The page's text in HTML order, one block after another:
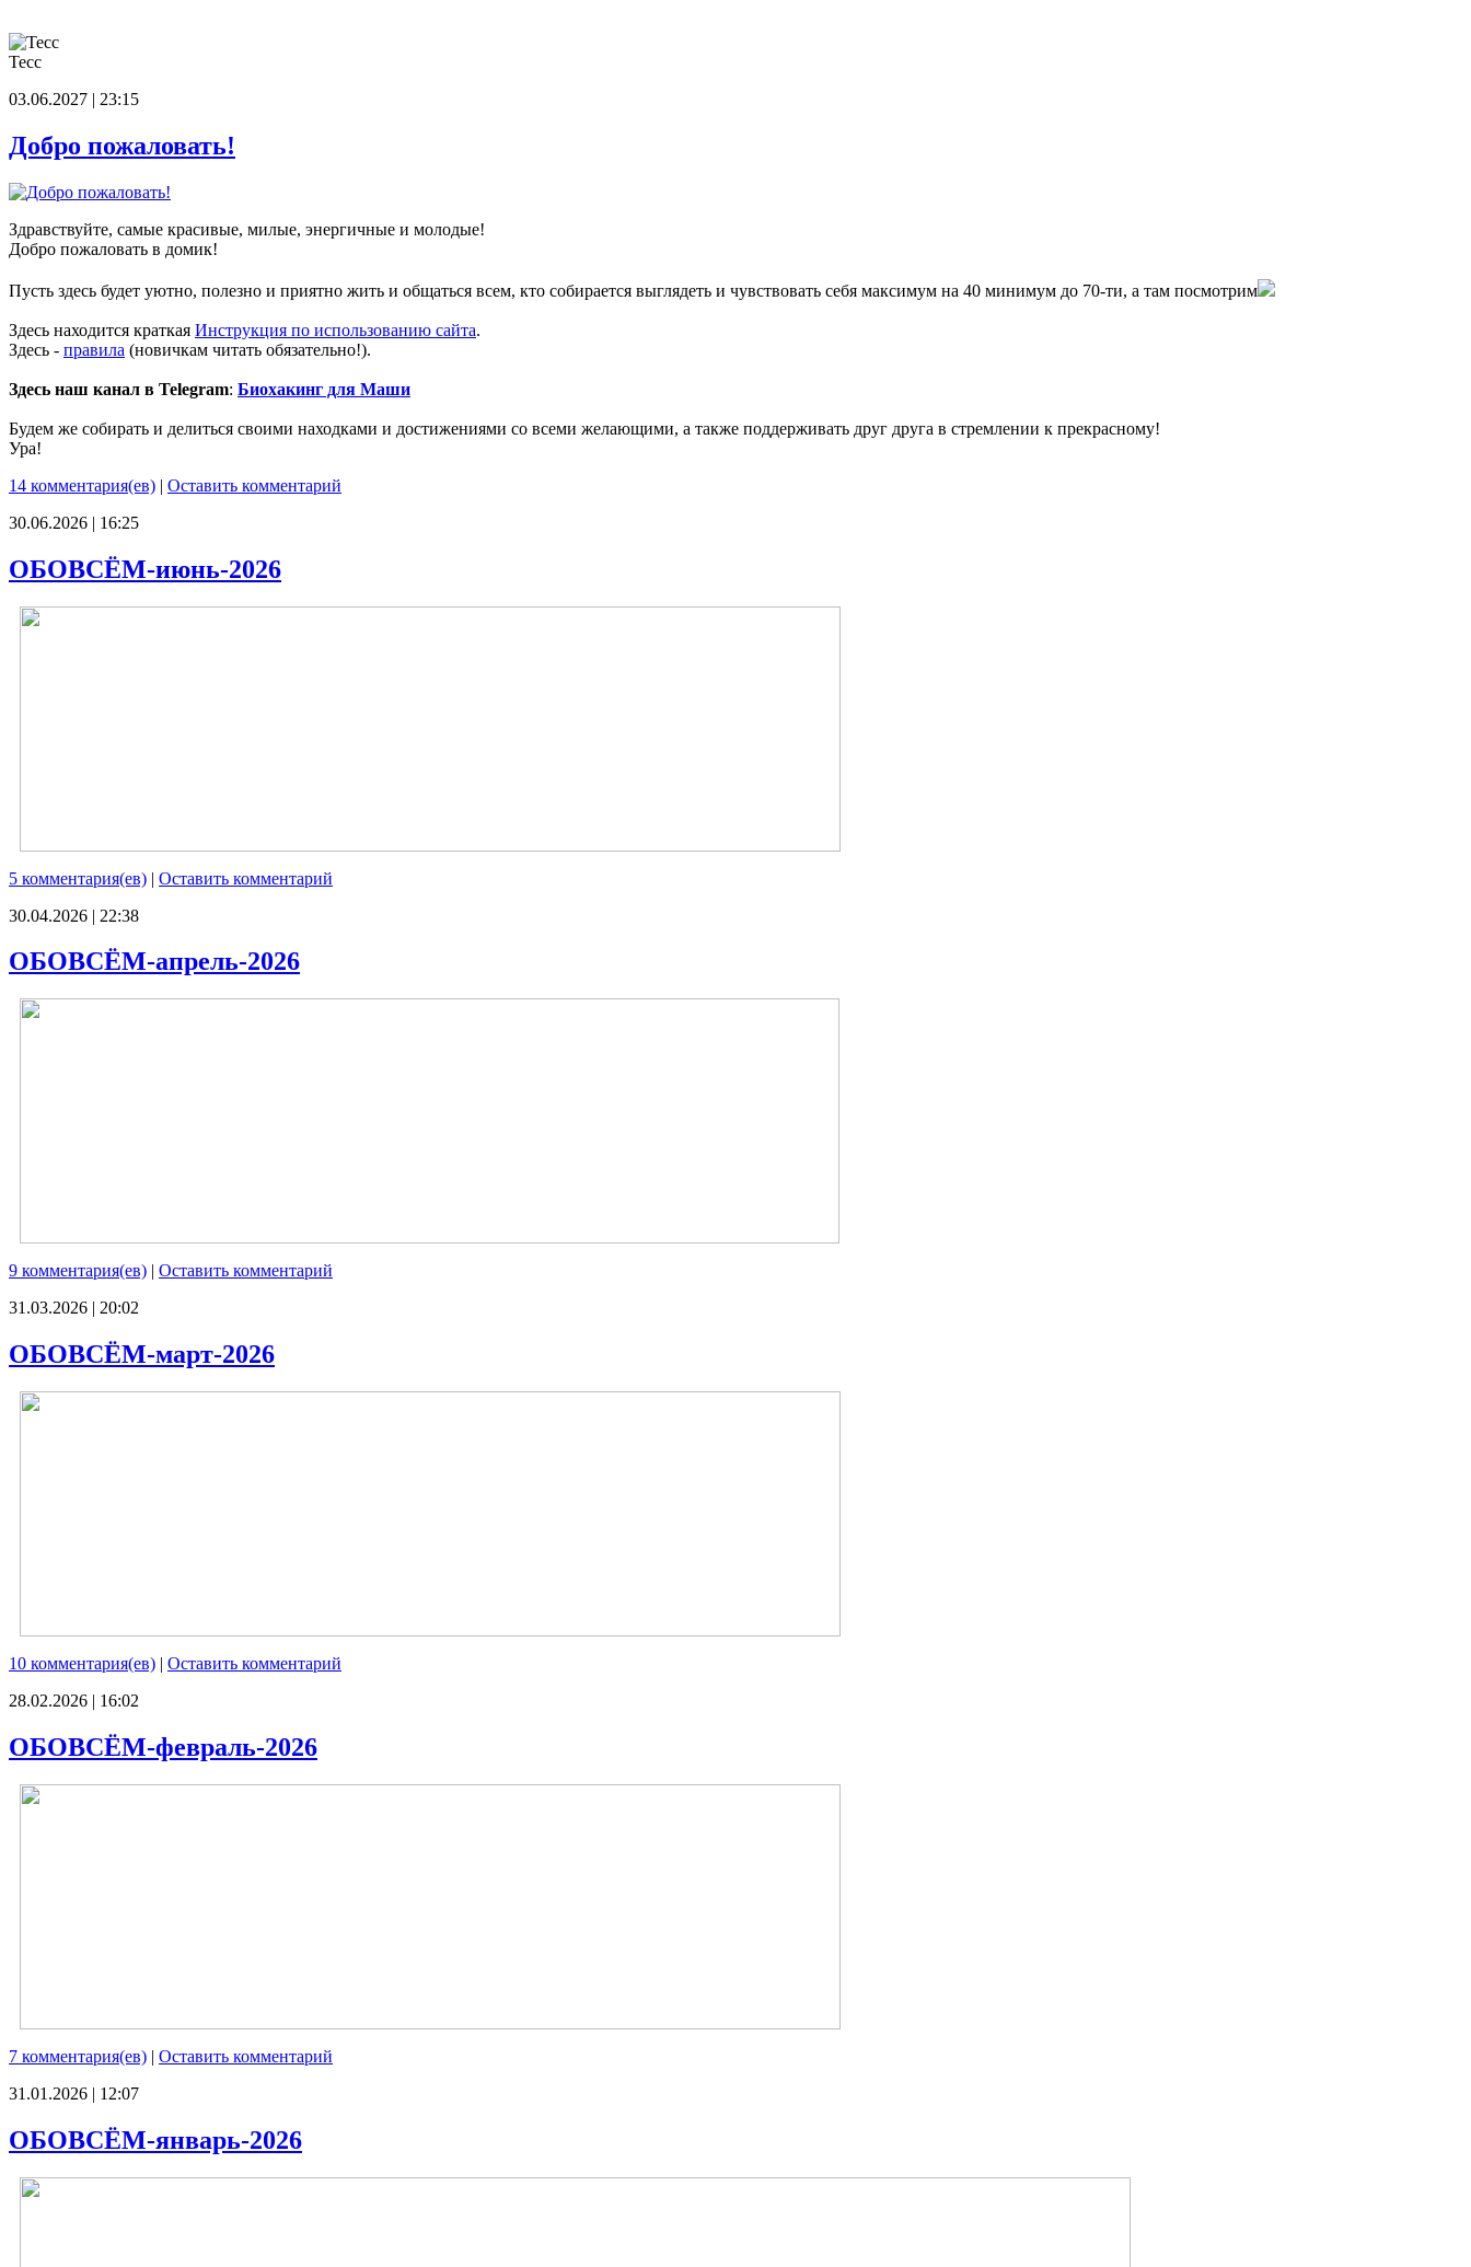
Тесс
03.06.2027 | 23:15
Добро пожаловать!
Здравствуйте, самые красивые, милые, энергичные и молодые!
Добро пожаловать в домик!
Пусть здесь будет уютно, полезно и приятно жить и общаться всем, кто собирается выглядеть и чувствовать себя максимум на 40 минимум до 70-ти, а там посмотрим
Здесь находится краткая Инструкция по использованию сайта.
Здесь - правила (новичкам читать обязательно!).
Здесь наш канал в Telegram: Биохакинг для Маши
Будем же собирать и делиться своими находками и достижениями со всеми желающими, а также поддерживать друг друга в стремлении к прекрасному!
Ура!
14 комментария(ев) | Оставить комментарий
30.06.2026 | 16:25
ОБОВСЁМ-июнь-2026
5 комментария(ев) | Оставить комментарий
30.04.2026 | 22:38
ОБОВСЁМ-апрель-2026
9 комментария(ев) | Оставить комментарий
31.03.2026 | 20:02
ОБОВСЁМ-март-2026
10 комментария(ев) | Оставить комментарий
28.02.2026 | 16:02
ОБОВСЁМ-февраль-2026
7 комментария(ев) | Оставить комментарий
31.01.2026 | 12:07
ОБОВСЁМ-январь-2026